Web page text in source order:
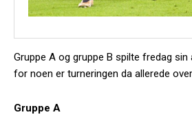
Gruppe A og gruppe B spilte fredag sin
for noen er turneringen da allerede over.
Gruppe A